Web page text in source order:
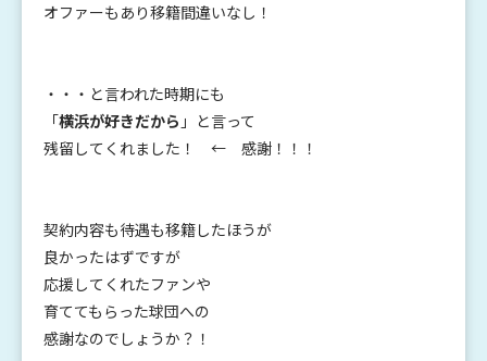
オファーもあり移籍間違いなし！
・・・と言われた時期にも
「横浜が好きだから 」と言って
残留してくれました！ ← 感謝！！！
契約内容も待遇も移籍したほうが
良かったはずですが
応援してくれたファンや
育ててもらった球団への
感謝なのでしょうか？！